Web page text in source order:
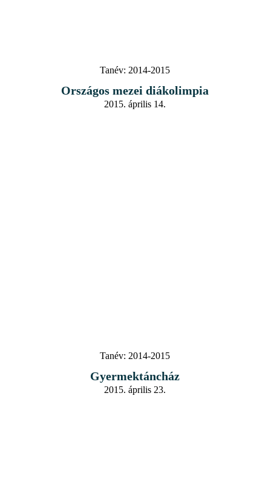
Tanév: 2014-2015
Országos mezei diákolimpia
2015. április 14.
Tanév: 2014-2015
Gyermektáncház
2015. április 23.